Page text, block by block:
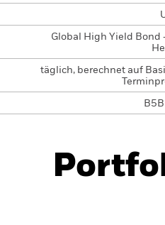
Global High Yield Bond
täglich, berechnet auf